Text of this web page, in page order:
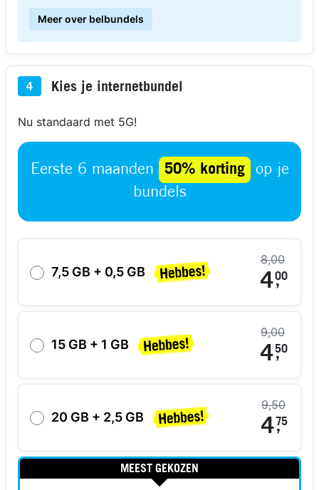
Meer over belbundels
4 Kies je internetbundel
Nu standaard met 5G!
Eerste 6 maanden 50% korting
op je
bundels
7,5 GB + 0,5 GB
8,00
4,
00
15 GB + 1 GB
9,00
4,
50
20 GB + 2,5 GB
9,50
4,
75
MEEST GEKOZEN